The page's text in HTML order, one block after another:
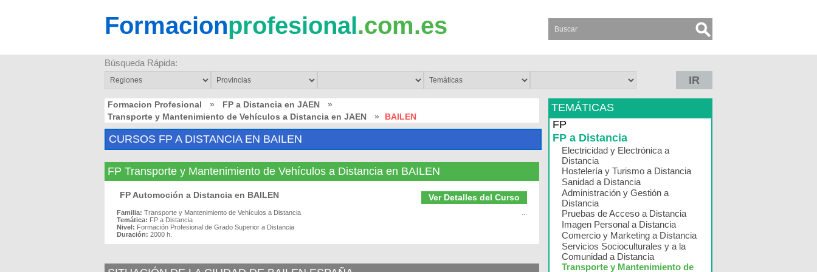
Formacionprofesional.com.es
Búsqueda Rápida:
IR
Formacion Profesional » FP a Distancia en JAEN
»
Transporte y Mantenimiento de Vehículos a Distancia en JAEN
» BAILEN
CURSOS FP A DISTANCIA EN BAILEN
FP Transporte y Mantenimiento de Vehículos a Distancia en BAILEN
Ver Detalles del Curso
FP Automoción a Distancia en BAILEN
Familia: Transporte y Mantenimiento de Vehículos a Distancia
Temática: FP a Distancia
Nivel: Formación Profesional de Grado Superior a Distancia
Duración: 2000 h.
TEMÁTICAS
FP
FP a Distancia
Electricidad y Electrónica a
Distancia
Hostelería y Turismo a Distancia
Sanidad a Distancia
Administración y Gestión a
Distancia
Pruebas de Acceso a Distancia
Imagen Personal a Distancia
Comercio y Marketing a Distancia
Servicios Socioculturales y a la
Comunidad a Distancia
Transporte y Mantenimiento de